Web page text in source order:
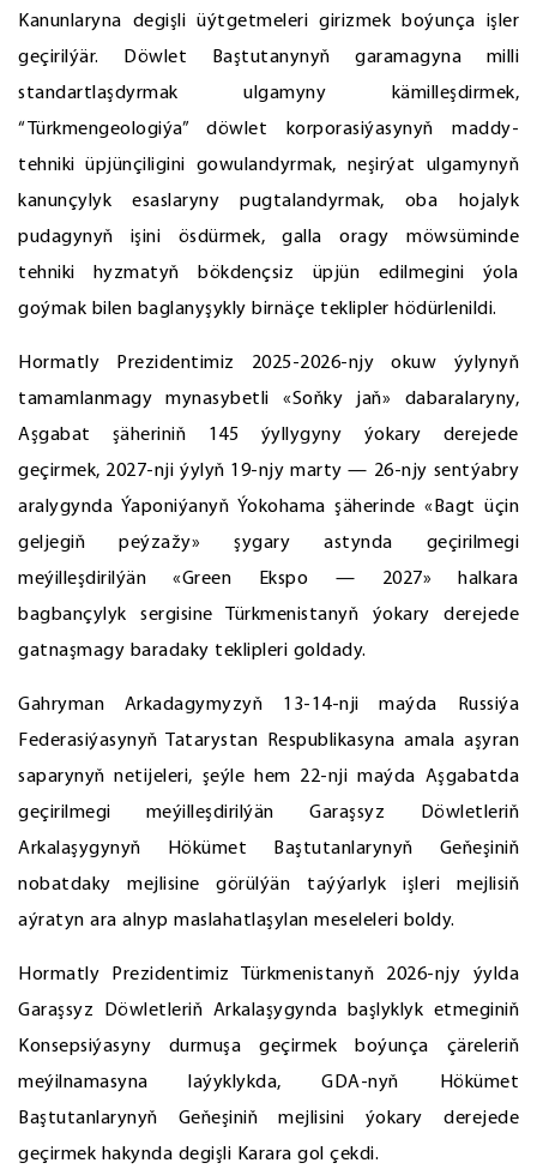
Kanunlaryna degişli üýtgetmeleri girizmek boýunça işler
geçirilýär. Döwlet Baştutanynyň garamagyna milli
standartlaşdyrmak ulgamyny kämilleşdirmek,
“Türkmengeologiýa” döwlet korporasiýasynyň maddy-
tehniki üpjünçiligini gowulandyrmak, neşirýat ulgamynyň
kanunçylyk esaslaryny pugtalandyrmak, oba hojalyk
pudagynyň işini ösdürmek, galla oragy möwsüminde
tehniki hyzmatyň bökdençsiz üpjün edilmegini ýola
goýmak bilen baglanyşykly birnäçe teklipler hödürlenildi.
Hormatly Prezidentimiz 2025-2026-njy okuw ýylynyň
tamamlanmagy mynasybetli «Soňky jaň» dabaralaryny,
Aşgabat şäheriniň 145 ýyllygyny ýokary derejede
geçirmek, 2027-nji ýylyň 19-njy marty — 26-njy sentýabry
aralygynda Ýaponiýanyň Ýokohama şäherinde «Bagt üçin
geljegiň peýzažy» şygary astynda geçirilmegi
meýilleşdirilýän «Green Ekspo — 2027» halkara
bagbançylyk sergisine Türkmenistanyň ýokary derejede
gatnaşmagy baradaky teklipleri goldady.
Gahryman Arkadagymyzyň 13-14-nji maýda Russiýa
Federasiýasynyň Tatarystan Respublikasyna amala aşyran
saparynyň netijeleri, şeýle hem 22-nji maýda Aşgabatda
geçirilmegi meýilleşdirilýän Garaşsyz Döwletleriň
Arkalaşygynyň Hökümet Baştutanlarynyň Geňeşiniň
nobatdaky mejlisine görülýän taýýarlyk işleri mejlisiň
aýratyn ara alnyp maslahatlaşylan meseleleri boldy.
Hormatly Prezidentimiz Türkmenistanyň 2026-njy ýylda
Garaşsyz Döwletleriň Arkalaşygynda başlyklyk etmeginiň
Konsepsiýasyny durmuşa geçirmek boýunça çäreleriň
meýilnamasyna laýyklykda, GDA-nyň Hökümet
Baştutanlarynyň Geňeşiniň mejlisini ýokary derejede
geçirmek hakynda degişli Karara gol çekdi.